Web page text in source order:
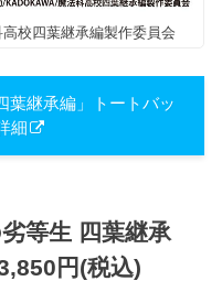
校四葉継承編製作委員会
葉継承編」トートバッ
細
等生 四葉継承
円(税込)